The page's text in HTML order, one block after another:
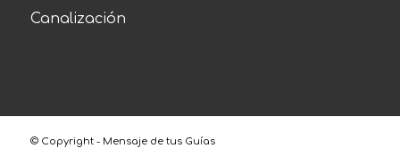
Canalización
© Copyright - Mensaje de tus Guías